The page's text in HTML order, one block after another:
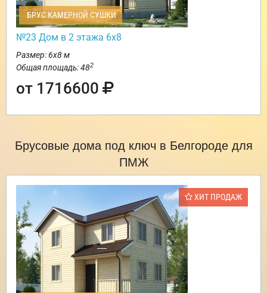
БРУС КАМЕРНОЙ СУШКИ
№23 Дом в 2 этажа 6х8
Размер: 6х8 м
Общая площадь: 482
от 1716600
Брусовые дома под ключ в Белгороде для
ПМЖ
ХИТ ПРОДАЖ